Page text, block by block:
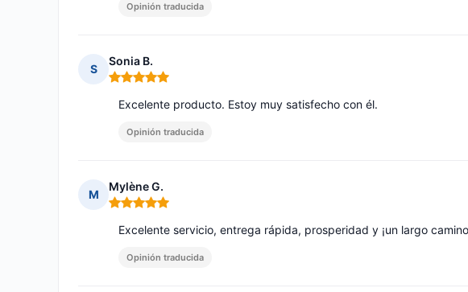
Opinión traducida
S
Sonia B.
Nota: 5 de 5
Excelente producto. Estoy muy satisfecho con él.
Opinión traducida
M
Mylène G.
Nota: 5 de 5
Excelente servicio, entrega rápida, prosperidad y ¡un largo
Opinión traducida